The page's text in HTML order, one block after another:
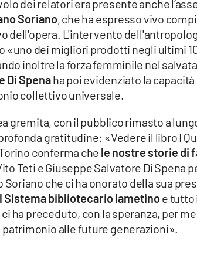
dei relatori era presente anche
Soriano, che ha espresso vivo
dell'opera. L'intervento
dei migliori prodotti negli ultimi
inoltre la forza femminile nel
Di Spenaha poi evidenziato la
collettivo universale.
gremita, con il pubblico rimasto a
gratitudine: «Vedere il libro I
conferma che le nostre storie di
Teti e Giuseppe Salvatore Di Spena
che ci ha onorato della sua
Sistema bibliotecario lametinoe tutto
ha preceduto, con la speranza, per
alle future generazioni».